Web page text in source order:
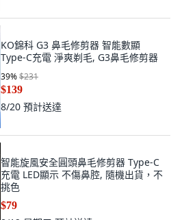
KO錦科 G3 鼻毛修剪器 智能數顯
Type-C充電 淨爽剃毛, G3鼻毛修剪器
39%$231
$139
8/20 預計送達
智能旋風安全圓頭鼻毛修剪器 Type-C
充電 LED顯示 不傷鼻腔, 隨機出貨，不
挑色
$79